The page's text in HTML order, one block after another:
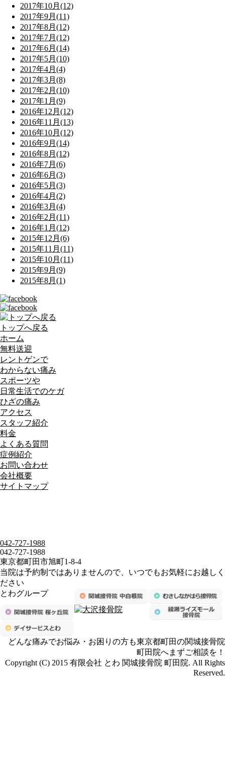
2017年10月(12)
2017年9月(11)
2017年8月(12)
2017年7月(12)
2017年6月(14)
2017年5月(10)
2017年4月(4)
2017年3月(8)
2017年2月(10)
2017年1月(9)
2016年12月(12)
2016年11月(13)
2016年10月(12)
2016年9月(14)
2016年8月(12)
2016年7月(6)
2016年6月(3)
2016年5月(3)
2016年4月(2)
2016年3月(4)
2016年2月(11)
2016年1月(12)
2015年12月(6)
2015年11月(11)
2015年10月(11)
2015年9月(9)
2015年8月(1)
トップへ戻る
ホーム
無料送迎
レントゲンで
わからない痛み
スポーツや
日常生活でのケガ
ひざの痛み
アクセス
スタッフ紹介
料金
よくある質問
症例紹介
お問い合わせ
会社概要
サイトマップ
042-727-1988
042-727-1988
東京都町田市旭町1-8-4
当院は予約制ではありませんので、いつでもお気軽にお越しく
ださい
とわグループ
どんな痛みでお悩み・お困りの方も東京都町田の関城接骨院
町田院へまずご相談を！
Copyright (C) 2015 有限会社 とわ 関城接骨院 町田院. All Rights
Reserved.